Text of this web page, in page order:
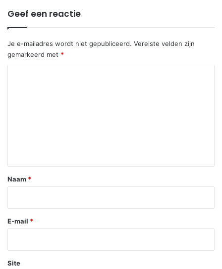
Geef een reactie
Je e-mailadres wordt niet gepubliceerd. Vereiste velden zijn
gemarkeerd met *
*
Naam *
E-mail *
Site